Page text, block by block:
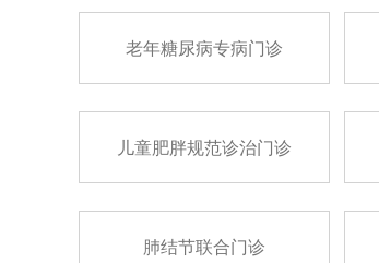
老年糖尿病专病门诊
儿童肥胖规范诊治门诊
肺结节联合门诊